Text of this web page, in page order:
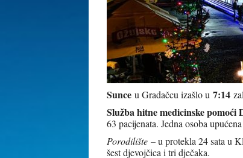
Sunce u Gradačcu izašlo u 7:14
Služba hitne medicinske pomoći
63 pacijenata. Jedna osoba
Porodilište – u protekla 24 sata u
šest djevojčica i tri dječaka.